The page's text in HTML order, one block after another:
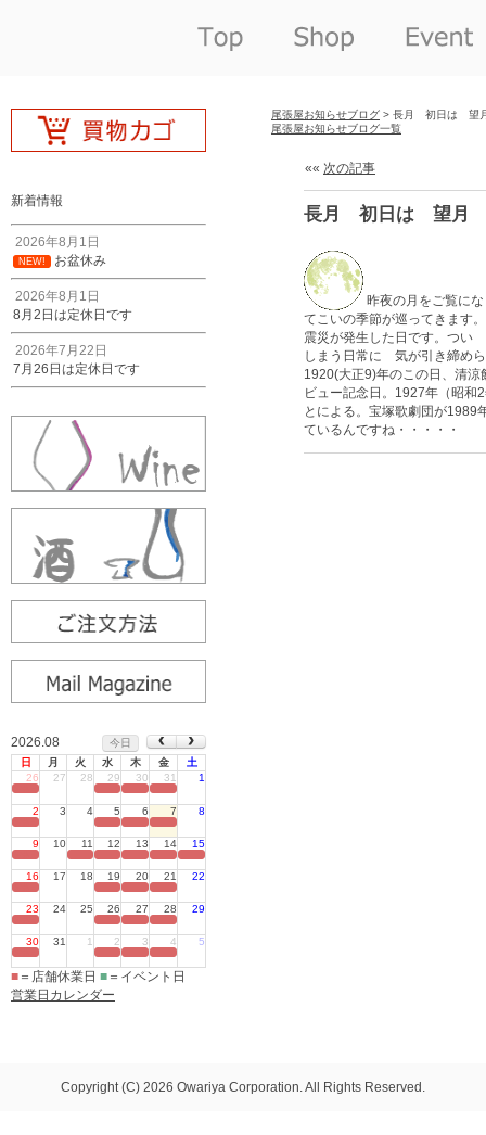
新着情報
2026年8月1日
NEW! お盆休み
2026年8月1日
8月2日は定休日です
2026年7月22日
7月26日は定休日です
2026.08
今日
日
月 火 水 木 金
土
26
27 28 29 30 31 1
2 3 4 5 6 7 8
9 10 11 12 13 14 15
16 17 18 19 20 21 22
23 24 25 26 27 28 29
30 31 1 2 3 4 5
■ ＝店舗休業日 ■ ＝イベント日
営業日カレンダー
尾張屋お知らせブログ > 長月 初日は 望
尾張屋お知らせブログ一覧
«« 次の記事
長月 初日は 望月
昨夜の月をご覧に
てこいの季節が巡ってきます
震災が発生した日です。つい
しまう日常に 気が引き締め
1920(大正9)年のこの日、清
ビュー記念日。1927年（昭和
とによる。宝塚歌劇団が
ているんですね・・・・・
Copyright (C) 2026 Owariya Corporation. All Rights Reserved.